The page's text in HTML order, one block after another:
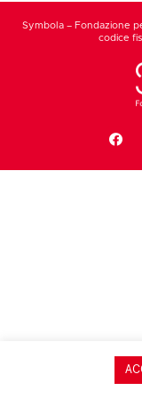
Symbola – Fondazione
codice